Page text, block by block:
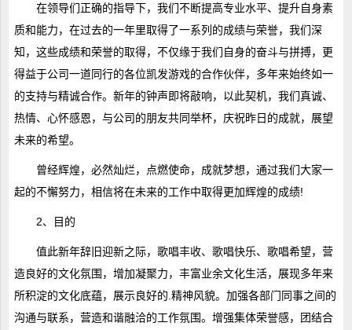
在领导们正确的指导下，我们不断提高专业水平、提升自身素
质和能力，在过去的一年里取得了一系列的成绩与荣誉，我们深
知，这些成绩和荣誉的取得，不仅缘于我们自身的奋斗与拼搏，更
得益于公司一道同行的各位凯发游戏的合作伙伴，多年来始终如一
的支持与精诚合作。新年的钟声即将敲响，以此契机，我们真诚、
热情、心怀感恩，与公司的朋友共同举杯，庆祝昨日的成就，展望
未来的希望。
曾经辉煌，必然灿烂，点燃使命，成就梦想，通过我们大家一
起的不懈努力，相信将在未来的工作中取得更加辉煌的成绩!
2、目的
值此新年辞旧迎新之际，歌唱丰收、歌唱快乐、歌唱希望，营
造良好的文化氛围，增加凝聚力，丰富业余文化生活，展现多年来
所积淀的文化底蕴，展示良好的.精神风貌。加强各部门同事之间的
沟通与联系，营造和谐融洽的工作氛围。增强集体荣誉感，团结合